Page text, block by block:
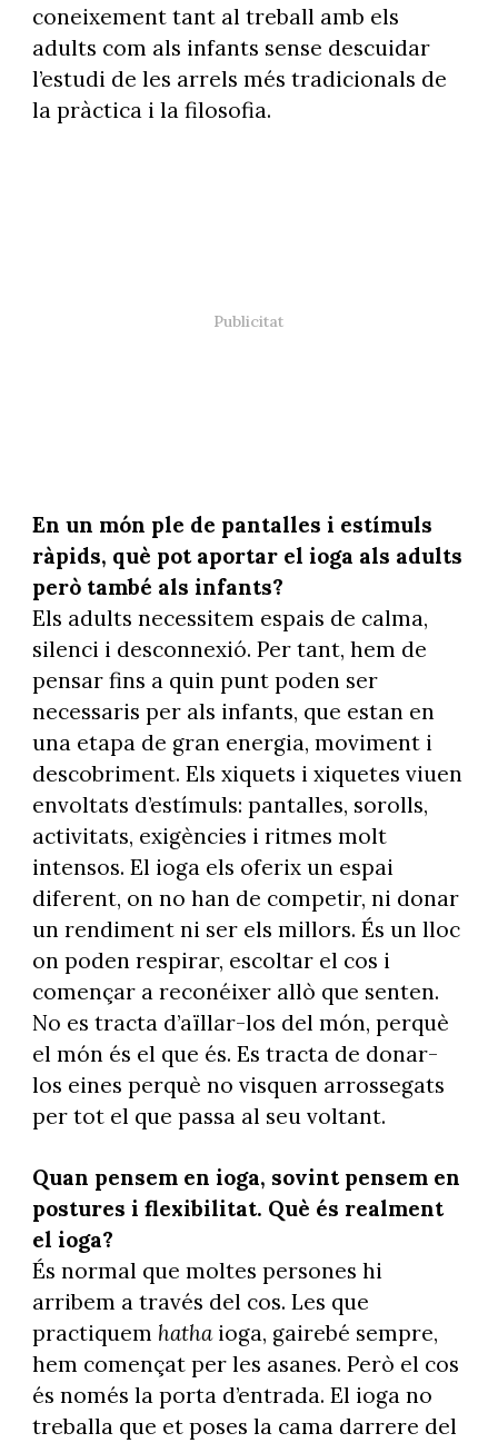
coneixement tant al treball amb els
adults com als infants sense descuidar
l’estudi de les arrels més tradicionals de
la pràctica i la filosofia.
En un món ple de pantalles i estímuls
ràpids, què pot aportar el ioga als adults
però també als infants?
Els adults necessitem espais de calma,
silenci i desconnexió. Per tant, hem de
pensar fins a quin punt poden ser
necessaris per als infants, que estan en
una etapa de gran energia, moviment i
descobriment. Els xiquets i xiquetes viuen
envoltats d’estímuls: pantalles, sorolls,
activitats, exigències i ritmes molt
intensos. El ioga els oferix un espai
diferent, on no han de competir, ni donar
un rendiment ni ser els millors. És un lloc
on poden respirar, escoltar el cos i
començar a reconéixer allò que senten.
No es tracta d’aïllar-los del món, perquè
el món és el que és. Es tracta de donar-
los eines perquè no visquen arrossegats
per tot el que passa al seu voltant.
Quan pensem en ioga, sovint pensem en
postures i flexibilitat. Què és realment
el ioga?
És normal que moltes persones hi
arribem a través del cos. Les que
practiquem hathaioga, gairebé sempre,
hem començat per les asanes. Però el cos
és només la porta d’entrada. El ioga no
treballa que et poses la cama darrere del